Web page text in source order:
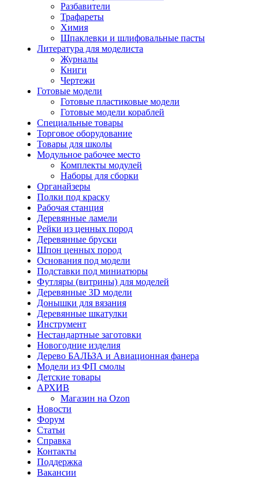
Разбавители
Трафареты
Химия
Шпаклевки и шлифовальные пасты
Литература для моделиста
Журналы
Книги
Чертежи
Готовые модели
Готовые пластиковые модели
Готовые модели кораблей
Специальные товары
Торговое оборудование
Товары для школы
Модульное рабочее место
Комплекты модулей
Наборы для сборки
Органайзеры
Полки под краску
Рабочая станция
Деревянные ламели
Рейки из ценных пород
Деревянные бруски
Шпон ценных пород
Основания под модели
Подставки под миниатюры
Футляры (витрины) для моделей
Деревянные 3D модели
Донышки для вязания
Деревянные шкатулки
Инструмент
Нестандартные заготовки
Новогодние изделия
Дерево БАЛЬЗА и Авиационная фанера
Модели из ФП смолы
Детские товары
АРХИВ
Магазин на Ozon
Новости
Форум
Статьи
Справка
Контакты
Поддержка
Вакансии